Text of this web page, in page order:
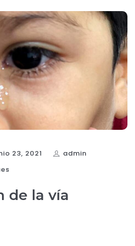
23, 2021
admin
de la vía